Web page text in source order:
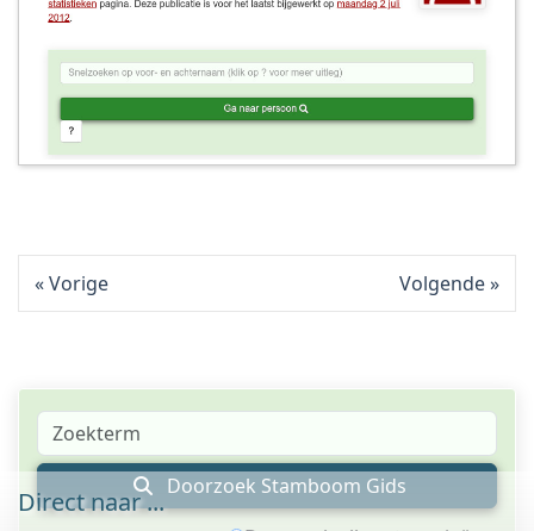
Vorige Volgende
Doorzoek Stamboom Gids
Direct naar ...